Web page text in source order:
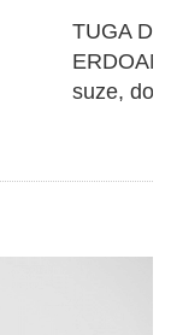
TUGA DO
suze,